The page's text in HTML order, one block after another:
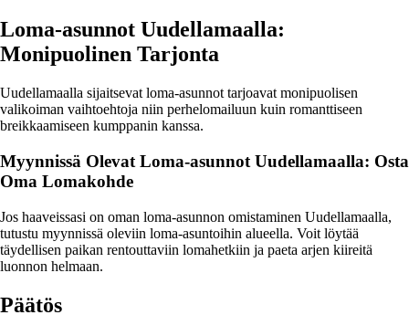
Loma-asunnot Uudellamaalla:
Monipuolinen Tarjonta
Uudellamaalla sijaitsevat loma-asunnot tarjoavat monipuolisen
valikoiman vaihtoehtoja niin perhelomailuun kuin romanttiseen
breikkaamiseen kumppanin kanssa.
Myynnissä Olevat Loma-asunnot Uudellamaalla: Osta
Oma Lomakohde
Jos haaveissasi on oman loma-asunnon omistaminen Uudellamaalla,
tutustu myynnissä oleviin loma-asuntoihin alueella. Voit löytää
täydellisen paikan rentouttaviin lomahetkiin ja paeta arjen kiireitä
luonnon helmaan.
Päätös